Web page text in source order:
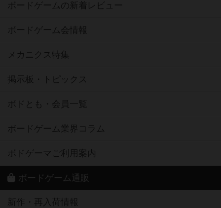
ボードゲームの新着レビュー
ボードゲーム会情報
メカニクス特集
掲示板・トピックス
ボドとも・会員一覧
ボードゲーム業界コラム
ボドゲーマご利用案内
ボードゲーム通販
新作・再入荷情報